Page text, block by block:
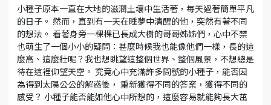
小種子原本一直在大地的滋潤土壤中生活著，每天過著簡單平凡
的日子。 然而，直到有一天在睡夢中清醒的他，突然有著不同
的想法。 看著身旁一棵棵已長成大樹的哥哥姊姊們，心中不禁
也萌生了一個小小的疑問：甚麼時候我也能像他們一樣，長的這
麼高、這麼壯呢？我也想眺望這整個世界、整個風景，不想總是
待在這裡仰望天空。 究竟心中充滿許多問號的小種子，能否因
為得到太陽公公的解惑後， 重新獲得不同的答案，獲得不同的
感受？ 小種子能否能如他心中所想的，這麼容易就能夠長大茁